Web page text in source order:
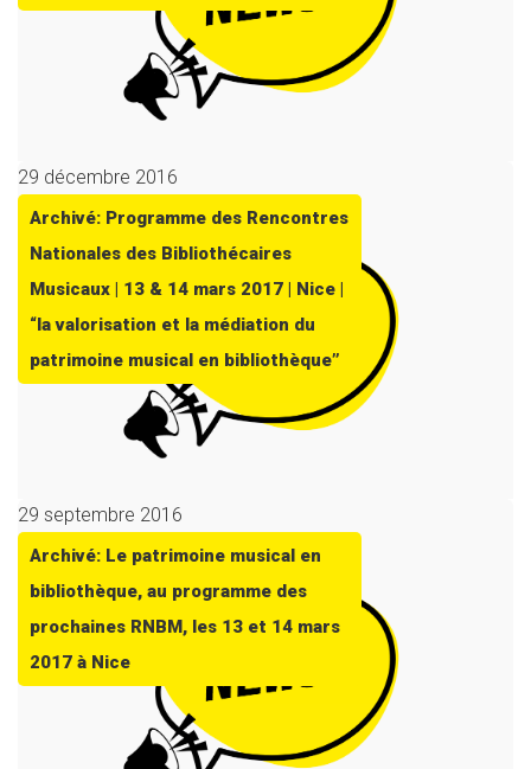
29 décembre 2016
Archivé: Programme des Rencontres
Nationales des Bibliothécaires
Musicaux | 13 & 14 mars 2017 | Nice |
“la valorisation et la médiation du
patrimoine musical en bibliothèque”
29 septembre 2016
Archivé: Le patrimoine musical en
bibliothèque, au programme des
prochaines RNBM, les 13 et 14 mars
2017 à Nice